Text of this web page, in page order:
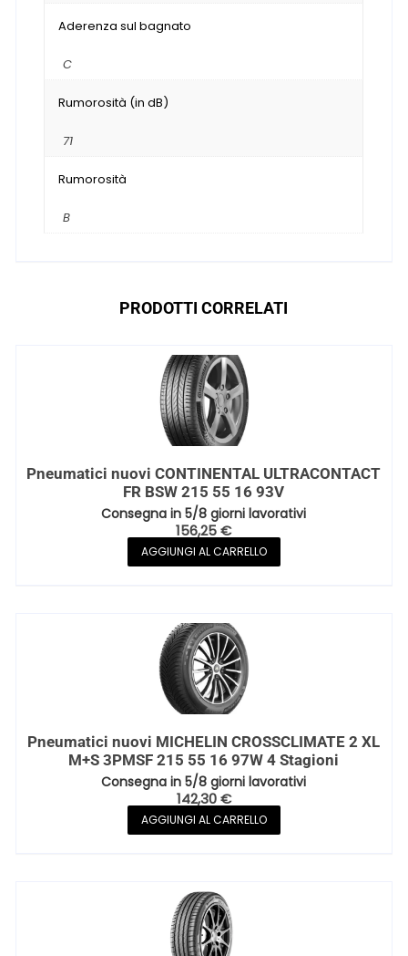
Aderenza sul bagnato
C
Rumorosità (in dB)
71
Rumorosità
B
PRODOTTI CORRELATI
Pneumatici nuovi CONTINENTAL ULTRACONTACT
FR BSW 215 55 16 93V
Consegna in 5/8 giorni lavorativi
156,25€
AGGIUNGI AL CARRELLO
Pneumatici nuovi MICHELIN CROSSCLIMATE 2 XL
M+S 3PMSF 215 55 16 97W 4 Stagioni
Consegna in 5/8 giorni lavorativi
142,30€
AGGIUNGI AL CARRELLO